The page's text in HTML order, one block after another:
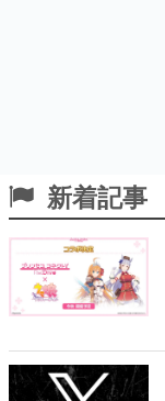
新着記事